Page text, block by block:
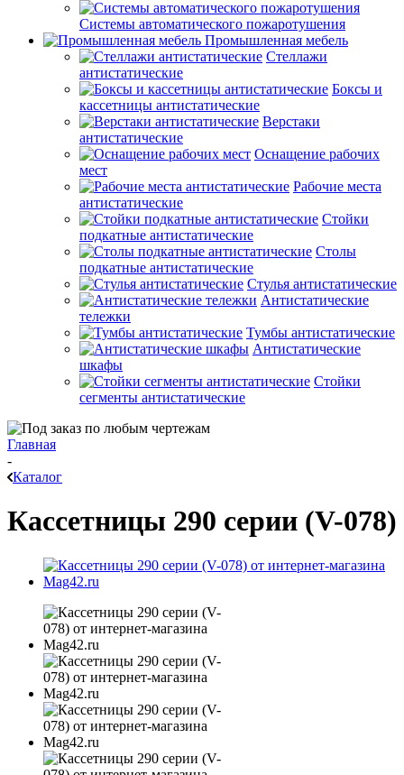
Системы автоматического пожаротушения
Промышленная мебель
Стеллажи
антистатические
Боксы и
кассетницы антистатические
Верстаки
антистатические
Оснащение рабочих
мест
Рабочие места
антистатические
Стойки
подкатные антистатические
Столы
подкатные антистатические
Стулья антистатические
Антистатические
тележки
Тумбы антистатические
Антистатические
шкафы
Стойки
сегменты антистатические
Главная
-
Каталог
Кассетницы 290 серии (V-078)